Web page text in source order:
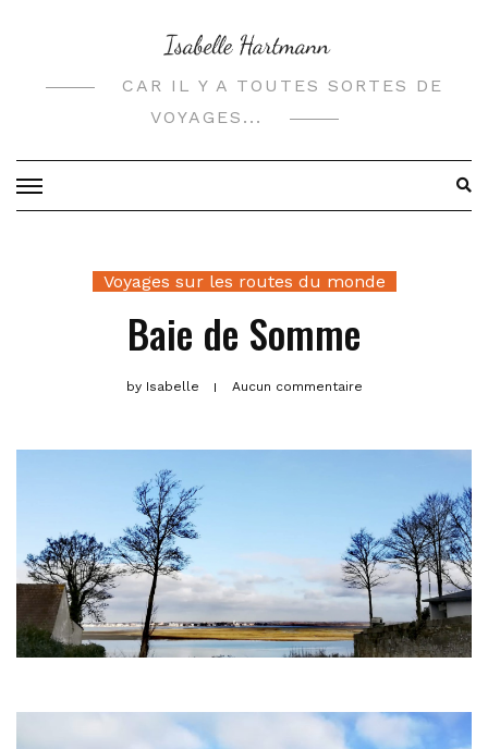
CAR IL Y A TOUTES SORTES DE
VOYAGES...
Voyages sur les routes du monde
Baie de Somme
byIsabelle Aucun commentaire